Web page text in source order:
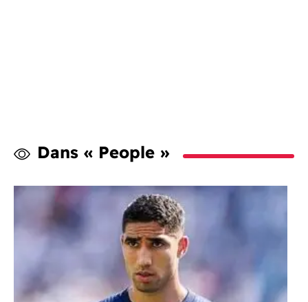
Dans « People »